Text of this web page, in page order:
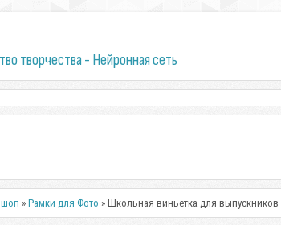
творчества - Нейронная сеть
»Рамки для Фото » Школьная виньетка для